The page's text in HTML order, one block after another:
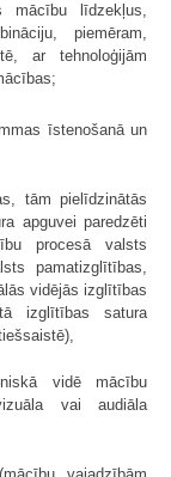
mācību līdzekļus,
piemēram,
ar tehnoloģijām
īstenošanā un
tām pielīdzinātās
apguvei paredzēti
procesā valsts
pamatizglītības,
vidējās izglītības
izglītības satura
vidē mācību
vai audiāla